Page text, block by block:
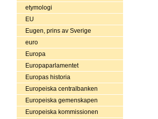
etymologi
EU
Eugen, prins av Sverige
euro
Europa
Europaparlamentet
Europas historia
Europeiska centralbanken
Europeiska gemenskapen
Europeiska kommissionen